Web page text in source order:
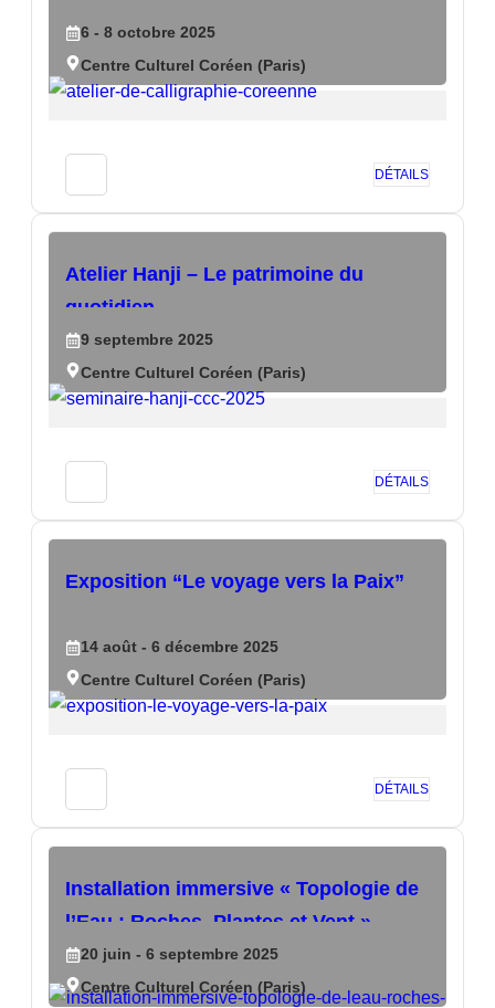
6 - 8 octobre 2025
Centre Culturel Coréen (Paris)
DÉTAILS
Atelier Hanji – Le patrimoine du
quotidien
9 septembre 2025
Centre Culturel Coréen (Paris)
DÉTAILS
Exposition “Le voyage vers la Paix”
14 août - 6 décembre 2025
Centre Culturel Coréen (Paris)
DÉTAILS
Installation immersive « Topologie de
l’Eau : Roches, Plantes et Vent »
20 juin - 6 septembre 2025
Centre Culturel Coréen (Paris)